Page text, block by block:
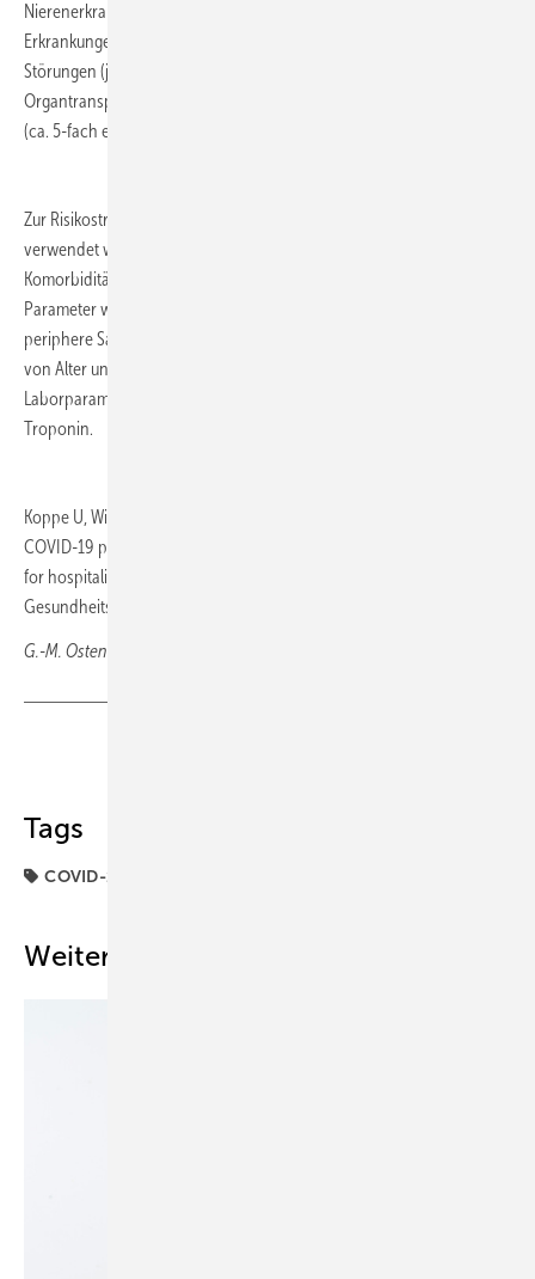
Nierenerkrankungen (je 1,9-fach erhöhtes Risiko), psychiatrische
Erkrankungen wie schwere Depression, Schizophrenie und bipolare
Störungen (je 2,1-fach erhöhtes Risiko), eine vorangegangene
Organtransplantation (2,7-fach erhöhtes Risiko) sowie die Trisomie 21
(ca. 5-fach erhöhtes Risiko).
Zur Risikostratifikation im ambulanten Setting können demnach
verwendet werden: Alter (mit Abstand stärkster Prädiktor) und
Komorbiditäten, erklärte Rieg. Diese können durch klinische
Parameter wie (Belastungs-)Dyspnoe, Tachypnoe, Verwirrung und die
periphere Sauerstoffsättigung (SpO2 < 92–94 %, Grenze abhängig
von Alter und Vorerkrankungen) ergänzt werden. An
Laborparametern geeignet seien u. a. CRP, PCT, LDH, D-Dimere und
Troponin.
Koppe U, Wilking H, Harder T, Haas W, Rexroth U, Hamouda O (2021)
COVID-19 patients in Germany: Exposure risks and associated factors
for hospitalization and severe disease. Bundesgesundheitsblatt
Gesundheitsforschung Gesundheitsschutz, 9, 1107-1115.
G.-M. Ostendorf, Wiesbaden
Tags
COVID-19
Weitere Inhalte